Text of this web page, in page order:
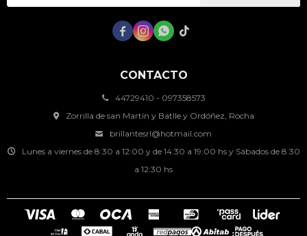
CONTACTO
44729410 - 097358573
Zorrilla de san Martín y Batlle y Ordóñez, Rocha
brillantesrl@hotmail.com
Lunes a viernes de 8:30 a 12:00 y de 14:30 a 19:00 hs y Sábados de 8:30
a 12:30 hs
   